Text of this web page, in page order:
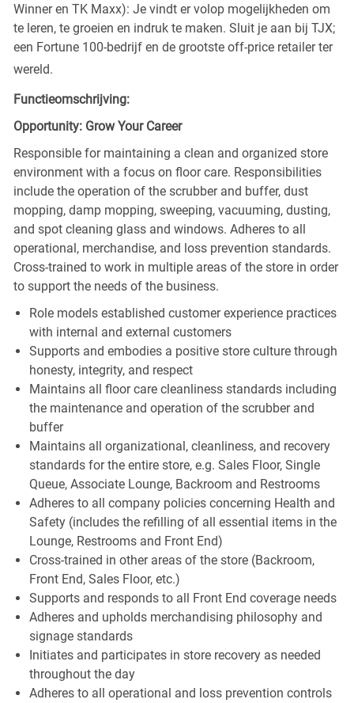
Winner en TK Maxx): Je vindt er volop mogelijkheden om
te leren, te groeien en indruk te maken. Sluit je aan bij TJX;
een Fortune 100-bedrijf en de grootste off-price retailer ter
wereld.
Functieomschrijving:
Opportunity: Grow Your Career
Responsible for maintaining a clean and organized store
environment with a focus on floor care. Responsibilities
include the operation of the scrubber and buffer, dust
mopping, damp mopping, sweeping, vacuuming, dusting,
and spot cleaning glass and windows. Adheres to all
operational, merchandise, and loss prevention standards.
Cross-trained to work in multiple areas of the store in order
to support the needs of the business.
Role models established customer experience practices
with internal and external customers
Supports and embodies a positive store culture through
honesty, integrity, and respect
Maintains all floor care cleanliness standards including
the maintenance and operation of the scrubber and
buffer
Maintains all organizational, cleanliness, and recovery
standards for the entire store, e.g. Sales Floor, Single
Queue, Associate Lounge, Backroom and Restrooms
Adheres to all company policies concerning Health and
Safety (includes the refilling of all essential items in the
Lounge, Restrooms and Front End)
Cross-trained in other areas of the store (Backroom,
Front End, Sales Floor, etc.)
Supports and responds to all Front End coverage needs
Adheres and upholds merchandising philosophy and
signage standards
Initiates and participates in store recovery as needed
throughout the day
Adheres to all operational and loss prevention controls